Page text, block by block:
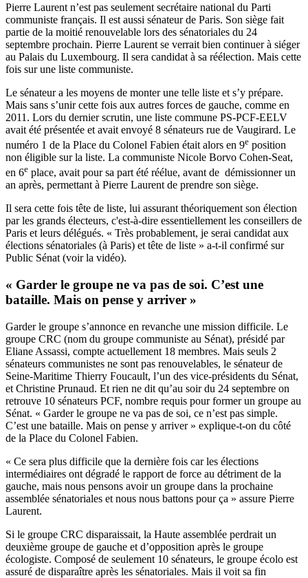
Pierre Laurent n’est pas seulement secrétaire national du Parti
communiste français. Il est aussi sénateur de Paris. Son siège fait
partie de la moitié renouvelable lors des sénatoriales du 24
septembre prochain. Pierre Laurent se verrait bien continuer à siéger
au Palais du Luxembourg. Il sera candidat à sa réélection. Mais cette
fois sur une liste communiste.
Le sénateur a les moyens de monter une telle liste et s’y prépare.
Mais sans s’unir cette fois aux autres forces de gauche, comme en
2011. Lors du dernier scrutin, une liste commune PS-PCF-EELV
avait été présentée et avait envoyé 8 sénateurs rue de Vaugirard. Le
numéro 1 de la Place du Colonel Fabien était alors en 9e position
non éligible sur la liste. La communiste Nicole Borvo Cohen-Seat,
en 6e place, avait pour sa part été réélue, avant de démissionner un
an après, permettant à Pierre Laurent de prendre son siège.
Il sera cette fois tête de liste, lui assurant théoriquement son élection
par les grands électeurs, c'est-à-dire essentiellement les conseillers de
Paris et leurs délégués. « Très probablement, je serai candidat aux
élections sénatoriales (à Paris) et tête de liste » a-t-il confirmé sur
Public Sénat (voir la vidéo).
« Garder le groupe ne va pas de soi. C’est une
bataille. Mais on pense y arriver »
Garder le groupe s’annonce en revanche une mission difficile. Le
groupe CRC (nom du groupe communiste au Sénat), présidé par
Eliane Assassi, compte actuellement 18 membres. Mais seuls 2
sénateurs communistes ne sont pas renouvelables, le sénateur de
Seine-Maritime Thierry Foucault, l’un des vice-présidents du Sénat,
et Christine Prunaud. Et rien ne dit qu’au soir du 24 septembre on
retrouve 10 sénateurs PCF, nombre requis pour former un groupe au
Sénat. « Garder le groupe ne va pas de soi, ce n’est pas simple.
C’est une bataille. Mais on pense y arriver » explique-t-on du côté
de la Place du Colonel Fabien.
« Ce sera plus difficile que la dernière fois car les élections
intermédiaires ont dégradé le rapport de force au détriment de la
gauche, mais nous pensons avoir un groupe dans la prochaine
assemblée sénatoriales et nous nous battons pour ça » assure Pierre
Laurent.
Si le groupe CRC disparaissait, la Haute assemblée perdrait un
deuxième groupe de gauche et d’opposition après le groupe
écologiste. Composé de seulement 10 sénateurs, le groupe écolo est
assuré de disparaître après les sénatoriales. Mais il voit sa fin